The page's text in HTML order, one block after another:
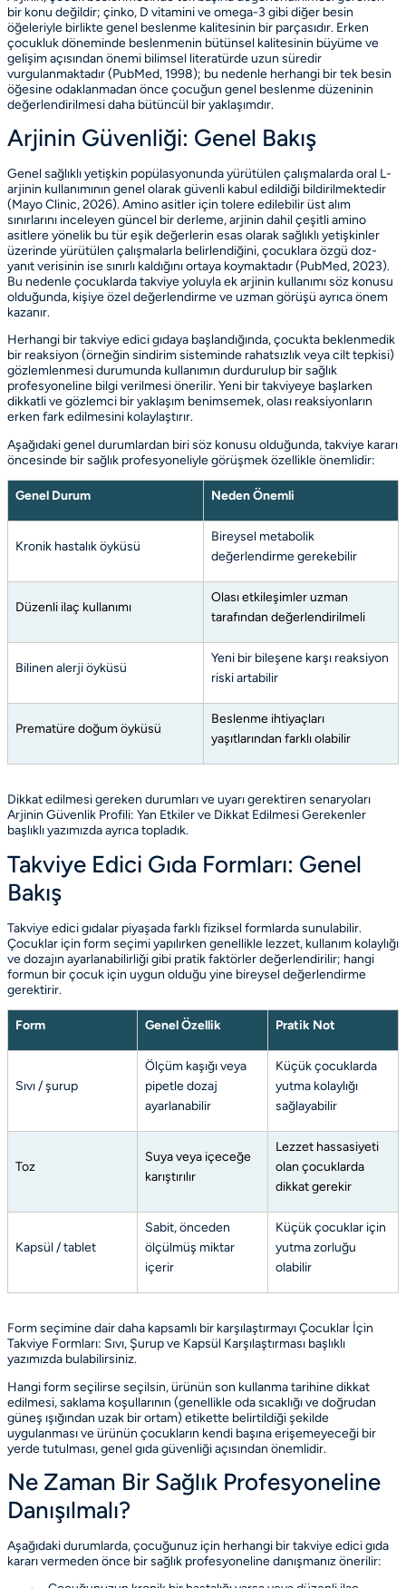
bir konu değildir; çinko, D vitamini ve omega-3 gibi diğer besin
öğeleriyle birlikte genel beslenme kalitesinin bir parçasıdır. Erken
çocukluk döneminde beslenmenin bütünsel kalitesinin büyüme ve
gelişim açısından önemi bilimsel literatürde uzun süredir
vurgulanmaktadır(PubMed, 1998); bu nedenle herhangi bir tek besin
öğesine odaklanmadan önce çocuğun genel beslenme düzeninin
değerlendirilmesi daha bütüncül bir yaklaşımdır.
Arjinin Güvenliği: Genel Bakış
Genel sağlıklı yetişkin popülasyonunda yürütülen çalışmalarda oral L-
arjinin kullanımının genel olarak güvenli kabul edildiği bildirilmektedir
(Mayo Clinic, 2026). Amino asitler için tolere edilebilir üst alım
sınırlarını inceleyen güncel bir derleme, arjinin dahil çeşitli amino
asitlere yönelik bu tür eşik değerlerin esas olarak sağlıklı yetişkinler
üzerinde yürütülen çalışmalarla belirlendiğini, çocuklara özgü doz-
yanıt verisinin ise sınırlı kaldığını ortaya koymaktadır(PubMed, 2023).
Bu nedenle çocuklarda takviye yoluyla ek arjinin kullanımı söz konusu
olduğunda, kişiye özel değerlendirme ve uzman görüşü ayrıca önem
kazanır.
Herhangi bir takviye edici gıdaya başlandığında, çocukta beklenmedik
bir reaksiyon (örneğin sindirim sisteminde rahatsızlık veya cilt tepkisi)
gözlemlenmesi durumunda kullanımın durdurulup bir sağlık
profesyoneline bilgi verilmesi önerilir. Yeni bir takviyeye başlarken
dikkatli ve gözlemci bir yaklaşım benimsemek, olası reaksiyonların
erken fark edilmesini kolaylaştırır.
Aşağıdaki genel durumlardan biri söz konusu olduğunda, takviye kararı
öncesinde bir sağlık profesyoneliyle görüşmek özellikle önemlidir:
Genel Durum Neden Önemli
Kronik hastalık öyküsü
Bireysel metabolik
değerlendirme gerekebilir
Düzenli ilaç kullanımı
Olası etkileşimler uzman
tarafından değerlendirilmeli
Bilinen alerji öyküsü
Yeni bir bileşene karşı reaksiyon
riski artabilir
Prematüre doğum öyküsü
Beslenme ihtiyaçları
yaşıtlarından farklı olabilir
Dikkat edilmesi gereken durumları ve uyarı gerektiren senaryoları
Arjinin Güvenlik Profili: Yan Etkiler ve Dikkat Edilmesi Gerekenler
başlıklı yazımızda ayrıca topladık.
Takviye Edici Gıda Formları: Genel
Bakış
Takviye edici gıdalar piyaşada farklı fiziksel formlarda sunulabilir.
Çocuklar için form seçimi yapılırken genellikle lezzet, kullanım kolaylığı
ve dozajın ayarlanabilirliği gibi pratik faktörler değerlendirilir; hangi
formun bir çocuk için uygun olduğu yine bireysel değerlendirme
gerektirir.
Form Genel Özellik Pratik Not
Sıvı / şurup
Ölçüm kaşığı veya
pipetle dozaj
ayarlanabilir
Küçük çocuklarda
yutma kolaylığı
sağlayabilir
Toz
Suya veya içeceğe
karıştırılır
Lezzet hassasiyeti
olan çocuklarda
dikkat gerekir
Kapsül / tablet
Sabit, önceden
ölçülmüş miktar
içerir
Küçük çocuklar için
yutma zorluğu
olabilir
Form seçimine dair daha kapsamlı bir karşılaştırmayıÇocuklar İçin
Takviye Formları: Sıvı, Şurup ve Kapsül Karşılaştırması başlıklı
yazımızda bulabilirsiniz.
Hangi form seçilirse seçilsin, ürünün son kullanma tarihine dikkat
edilmesi, saklama koşullarının (genellikle oda sıcaklığı ve doğrudan
güneş ışığından uzak bir ortam) etikette belirtildiği şekilde
uygulanması ve ürünün çocukların kendi başına erişemeyeceği bir
yerde tutulması, genel gıda güvenliği açısından önemlidir.
Ne Zaman Bir Sağlık Profesyoneline
Danışılmalı?
Aşağıdaki durumlarda, çocuğunuz için herhangi bir takviye edici gıda
kararı vermeden önce bir sağlık profesyoneline danışmanız önerilir: